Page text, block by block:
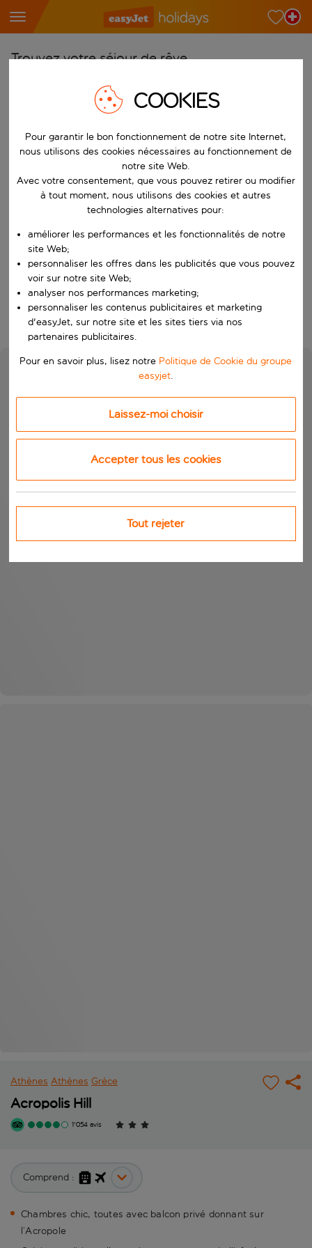
Trouvez votre séjour de rêve
Commencez à taper pour la saisie automatique. Lorsque les
Choisissez votre aéroport
Commencez à taper pour la saisie automatique. Lorsque les
Choisissez votre destination
Vers
Choisissez vos dates
Quand
Qui
Rechercher
Athènes Athènes Grèce
Acropolis Hill
1'054 avis
Comprend :
Chambres chic, toutes avec balcon privé donnant sur
l’Acropole
COOKIES
Pour garantir le bon fonctionnement de notre site Internet,
nous utilisons des cookies nécessaires au fonctionnement de
notre site Web.
Avec votre consentement, que vous pouvez retirer ou modifier
à tout moment, nous utilisons des cookies et autres
technologies alternatives pour:
améliorer les performances et les fonctionnalités de notre
site Web;
personnaliser les offres dans les publicités que vous pouvez
voir sur notre site Web;
analyser nos performances marketing;
personnaliser les contenus publicitaires et marketing
d'easyJet, sur notre site et les sites tiers via nos
partenaires publicitaires.
Pour en savoir plus, lisez notre Politique de Cookie du groupe
easyjet.
Laissez-moi choisir
Accepter tous les cookies
Tout rejeter